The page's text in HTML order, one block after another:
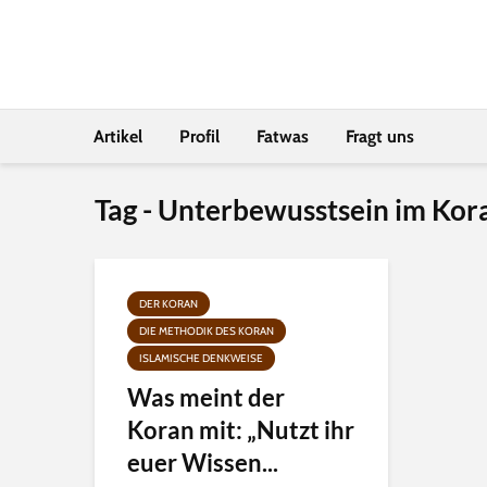
Artikel Profil Fatwas Fragt uns
Tag - Unterbewusstsein im
DER KORAN
DIE METHODIK DES KORAN
ISLAMISCHE DENKWEISE
Was meint der
Koran mit: „Nutzt ihr
euer Wissen...